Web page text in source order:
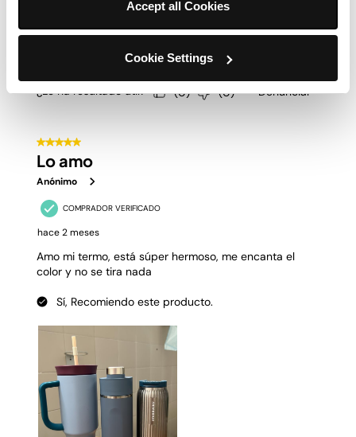
Accept all Cookies
Cookie Settings